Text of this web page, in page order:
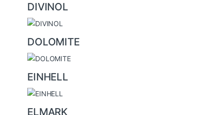
DIVINOL
DOLOMITE
EINHELL
ELMARK